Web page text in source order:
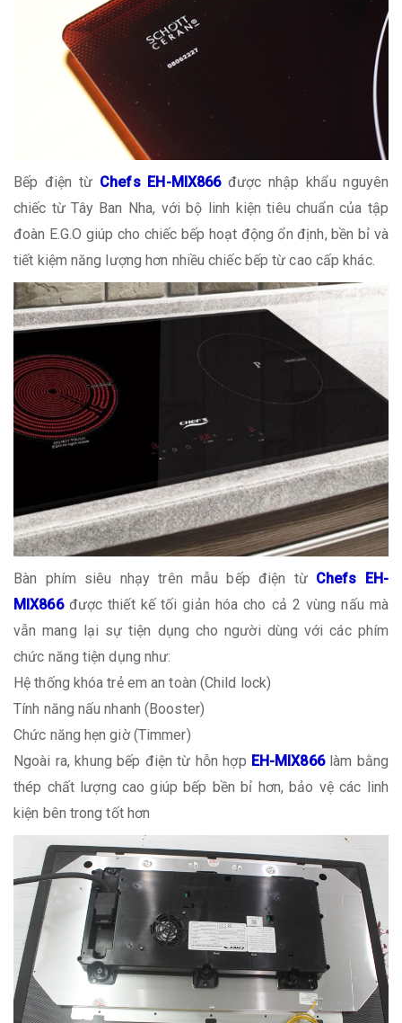
Bếp điện từ Chefs EH-MIX866được nhập khẩu nguyên
chiếc từ Tây Ban Nha, với bộ linh kiện tiêu chuẩn của tập
đoàn E.G.O giúp cho chiếc bếp hoạt động ổn định, bền bỉ và
tiết kiệm năng lượng hơn nhiều chiếc bếp từ cao cấp khác.
Bàn phím siêu nhạy trên mẫu bếp điện từ Chefs EH-
MIX866được thiết kế tối giản hóa cho cả 2 vùng nấu mà
vẫn mang lại sự tiện dụng cho người dùng với các phím
chức năng tiện dụng như:
Hệ thống khóa trẻ em an toàn (Child lock)
Tính năng nấu nhanh (Booster)
Chức năng hẹn giờ (Timmer)
Ngoài ra, khung bếp điện từ hỗn hợp EH-MIX866làm bằng
thép chất lượng cao giúp bếp bền bỉ hơn, bảo vệ các linh
kiện bên trong tốt hơn